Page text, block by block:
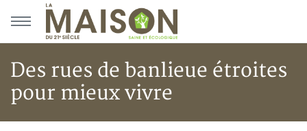
Aller au menu principal
Aller au contenu principal
Des rues de banlieue étroites
pour mieux vivre